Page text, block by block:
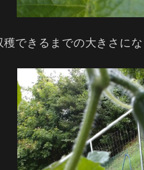
穫できるまでの大きさにな